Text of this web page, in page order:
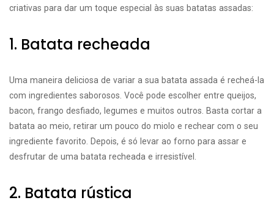
criativas para dar um toque especial às suas batatas assadas:
1. Batata recheada
Uma maneira deliciosa de variar a sua batata assada é recheá-la
com ingredientes saborosos. Você pode escolher entre queijos,
bacon, frango desfiado, legumes e muitos outros. Basta cortar a
batata ao meio, retirar um pouco do miolo e rechear com o seu
ingrediente favorito. Depois, é só levar ao forno para assar e
desfrutar de uma batata recheada e irresistível.
2. Batata rústica